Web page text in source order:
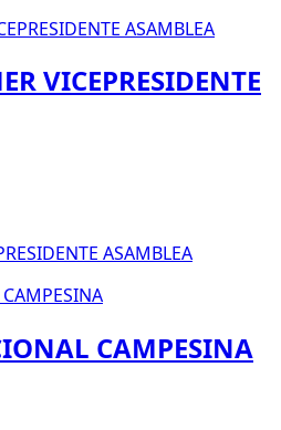
VICEPRESIDENTE
ASAMBLEA
CAMPESINA